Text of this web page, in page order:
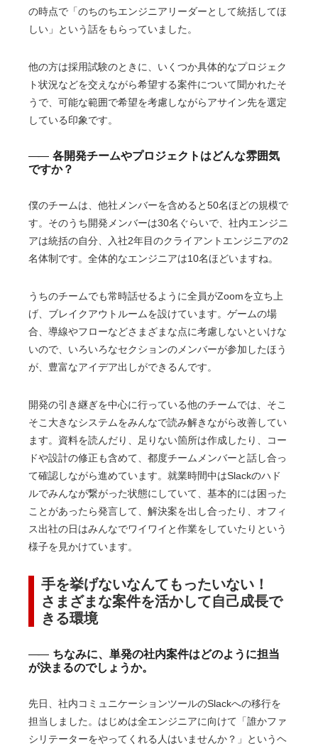
の時点で「のちのちエンジニアリーダーとして統括してほ
しい」という話をもらっていました。
他の方は採用試験のときに、いくつか具体的なプロジェク
ト状況などを交えながら希望する案件について聞かれたそ
うで、可能な範囲で希望を考慮しながらアサイン先を選定
している印象です。
各開発チームやプロジェクトはどんな雰囲気
ですか？
僕のチームは、他社メンバーを含めると50名ほどの規模で
す。そのうち開発メンバーは30名ぐらいで、社内エンジニ
アは統括の自分、入社2年目のクライアントエンジニアの2
名体制です。全体的なエンジニアは10名ほどいますね。
うちのチームでも常時話せるように全員がZoomを立ち上
げ、ブレイクアウトルームを設けています。ゲームの場
合、導線やフローなどさまざまな点に考慮しないといけな
いので、いろいろなセクションのメンバーが参加したほう
が、豊富なアイデア出しができるんです。
開発の引き継ぎを中心に行っている他のチームでは、そこ
そこ大きなシステムをみんなで読み解きながら改善してい
ます。資料を読んだり、足りない箇所は作成したり、コー
ドや設計の修正も含めて、都度チームメンバーと話し合っ
て確認しながら進めています。就業時間中はSlackのハド
ルでみんなが繋がった状態にしていて、基本的には困った
ことがあったら発言して、解決案を出し合ったり、オフィ
ス出社の日はみんなでワイワイと作業をしていたりという
様子を見かけています。
手を挙げないなんてもったいない！
さまざまな案件を活かして自己成長で
きる環境
ちなみに、単発の社内案件はどのように担当
が決まるのでしょうか。
先日、社内コミュニケーションツールのSlackへの移行を
担当しました。はじめは全エンジニアに向けて「誰かファ
シリテーターをやってくれる人はいませんか？」というヘ